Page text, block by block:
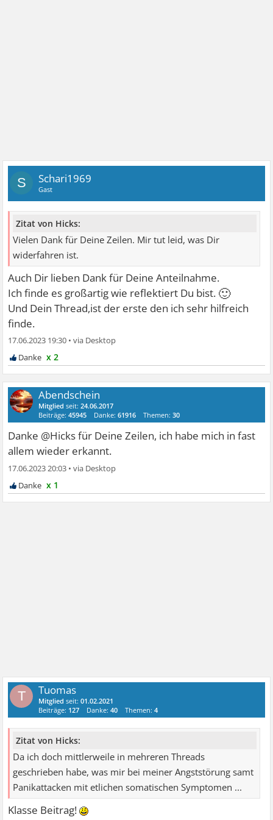
S Schari1969
Gast
Zitat von Hicks:
Vielen Dank für Deine Zeilen. Mir tut leid, was Dir
widerfahren ist.
Auch Dir lieben Dank für Deine Anteilnahme.
Ich finde es großartig wie reflektiert Du bist. 🙂
Und Dein Thread,ist der erste den ich sehr hilfreich
finde.
17.06.2023 19:30 •
x 2
Abendschein
Mitglied seit:24.06.2017
Beiträge:45945 Danke:61916 Themen:30
Danke @Hicks für Deine Zeilen, ich habe mich in fast
allem wieder erkannt.
17.06.2023 20:03 •
x 1
T Tuomas
Mitglied seit:01.02.2021
Beiträge: 127 Danke:40 Themen:4
Zitat von Hicks:
Da ich doch mittlerweile in mehreren Threads
geschrieben habe, was mir bei meiner Angststörung samt
Panikattacken mit etlichen somatischen Symptomen ...
Klasse Beitrag!